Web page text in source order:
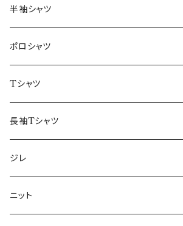
46/M
48/L
50/XL～
～44/S
46/M
48/L
50/XL～
半袖シャツ
～44/S
46/M
48/L
50/XL～
ポロシャツ
～44/S
46/M
48/L
50/XL～
Tシャツ
～44/S
46/M
48/L
長袖Tシャツ
～44/S
46/M
ジレ
～44/S
ニット